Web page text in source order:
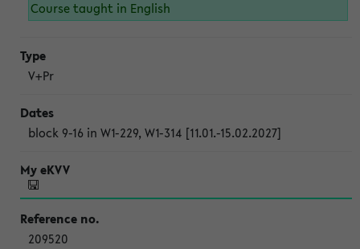
Course taught in English
V+Pr
block 9-16 in W1-229, W1-314 [11.01.-15.02.2027]
209520